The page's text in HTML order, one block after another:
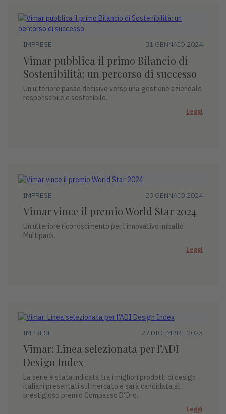
IMPRESE 31 GENNAIO 2024
Vimar pubblica il primo Bilancio di
Sostenibilità: un percorso di successo
Un ulteriore passo decisivo verso una gestione aziendale
responsabile e sostenibile.
Leggi
IMPRESE 23 GENNAIO 2024
Vimar vince il premio World Star 2024
Un ulteriore riconoscimento per l’innovativo imballo
Multipack.
Leggi
IMPRESE 27 DICEMBRE 2023
Vimar: Linea selezionata per l’ADI
Design Index
La serie è stata indicata tra i migliori prodotti di design
italiani presentati sul mercato e sarà candidata al
prestigioso premio Compasso D’Oro.
Leggi